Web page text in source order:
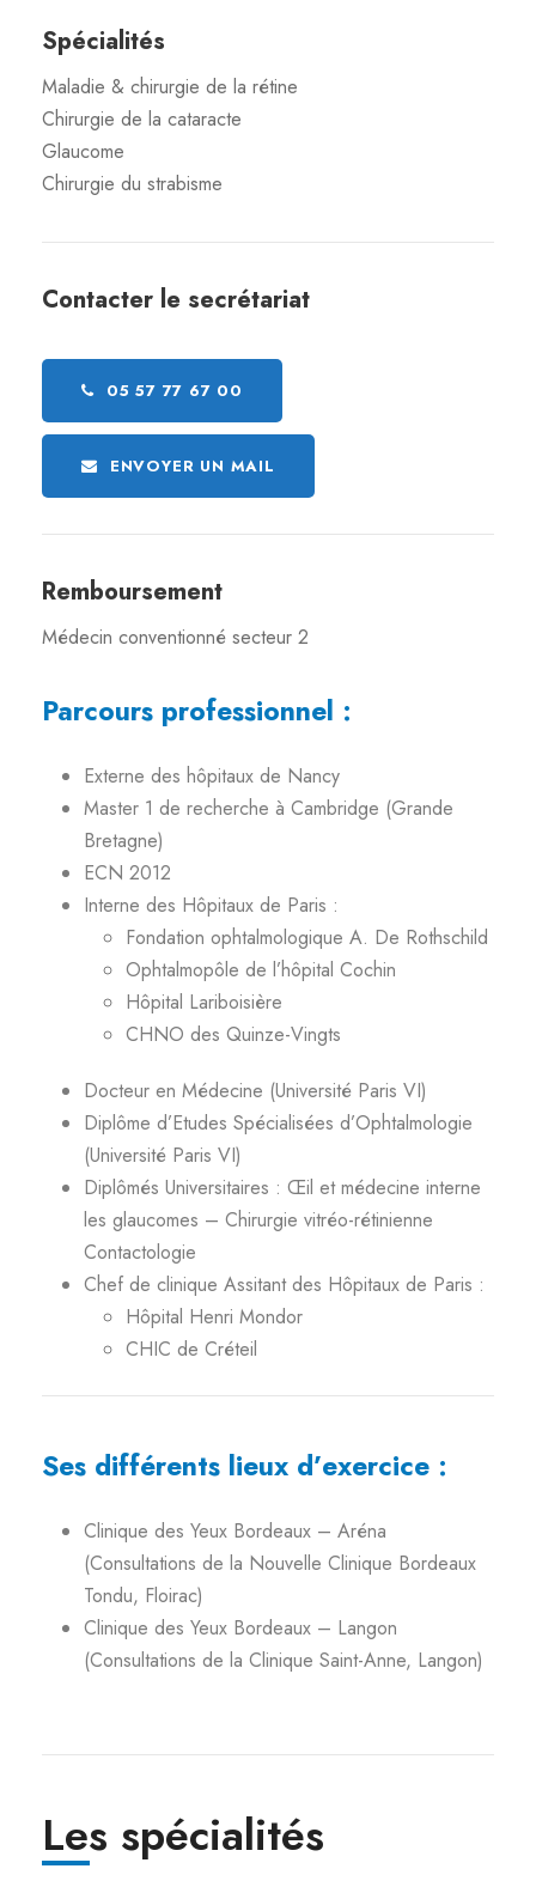
Spécialités
Maladie & chirurgie de la rétine
Chirurgie de la cataracte
Glaucome
Chirurgie du strabisme
Contacter le secrétariat
05 57 77 67 00
ENVOYER UN MAIL
Remboursement
Médecin conventionné secteur 2
Parcours professionnel :
Externe des hôpitaux de Nancy
Master 1 de recherche à Cambridge (Grande
Bretagne)
ECN 2012
Interne des Hôpitaux de Paris :
Fondation ophtalmologique A. De Rothschild
Ophtalmopôle de l’hôpital Cochin
Hôpital Lariboisière
CHNO des Quinze-Vingts
Docteur en Médecine (Université Paris VI)
Diplôme d’Etudes Spécialisées d’Ophtalmologie
(Université Paris VI)
Diplômés Universitaires : Œil et médecine interne
les glaucomes – Chirurgie vitréo-rétinienne
Contactologie
Chef de clinique Assitant des Hôpitaux de Paris :
Hôpital Henri Mondor
CHIC de Créteil
Ses différents lieux d’exercice :
Clinique des Yeux Bordeaux – Aréna
(Consultations de la Nouvelle Clinique Bordeaux
Tondu, Floirac)
Clinique des Yeux Bordeaux – Langon
(Consultations de la Clinique Saint-Anne, Langon)
Les spécialités